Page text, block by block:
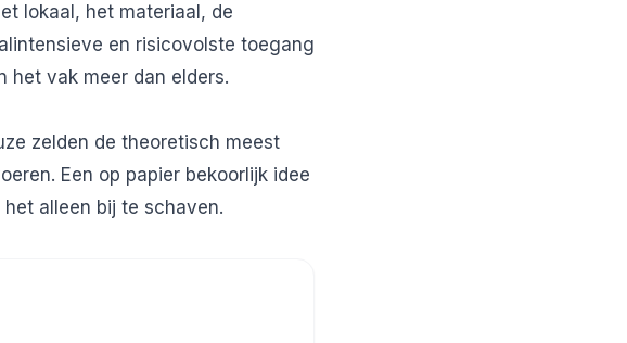
lokaal, het materiaal, de
en risicovolste toegang
het vak meer dan elders.
zelden de theoretisch meest
Een op papier bekoorlijk idee
alleen bij te schaven.